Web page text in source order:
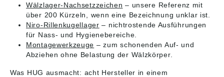
Wälzlager-Nachsetzzeichen – unsere Referenz mit
über 200 Kürzeln, wenn eine Bezeichnung unklar ist.
Niro-Rillenkugellager – nichtrostende Ausführungen
für Nass- und Hygienebereiche.
Montagewerkzeuge – zum schonenden Auf- und
Abziehen ohne Belastung der Wälzkörper.
Was HUG ausmacht: acht Hersteller in einem